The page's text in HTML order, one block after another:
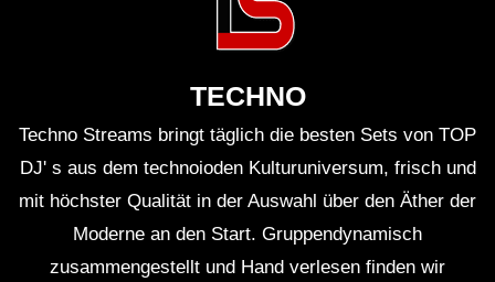
TECHNO
Techno Streams bringt täglich die besten Sets von TOP
DJ' s aus dem technoioden Kulturuniversum, frisch und
mit höchster Qualität in der Auswahl über den Äther der
Moderne an den Start. Gruppendynamisch
zusammengestellt und Hand verlesen finden wir